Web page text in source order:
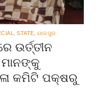
STATE ଯାଜପୁର
ଉର୍ତ୍ତୀନ
ମାନଙ୍କୁ
କମିଟି ପକ୍ଷରୁ